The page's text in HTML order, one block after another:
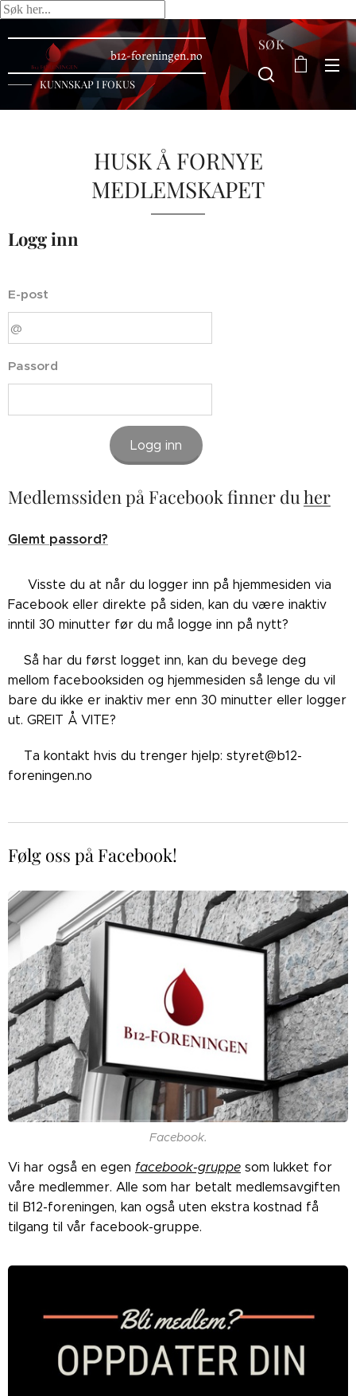
b12-foreningen.no
KUNNSKAP I FOKUS
SØK
HUSK Å FORNYE
MEDLEMSKAPET
Logg inn
E-post
Passord
Logg inn
Medlemssiden på Facebook finner duher
Glemt passord?
👉🏼Visste du at når du logger inn på hjemmesiden via
Facebook eller direkte på siden, kan du være inaktiv
inntil 30 minutter før du må logge inn på nytt?
👉🏼Så har du først logget inn, kan du bevege deg
mellom facebooksiden og hjemmesiden så lenge du vil
bare du ikke er inaktiv mer enn 30 minutter eller logger
ut. GREIT Å VITE?
👉🏼Ta kontakt hvis du trenger hjelp: styret@b12-
foreningen.no
Følg oss på Facebook!
Facebook.
Vi har også en egen facebook-gruppe som lukket for
våre medlemmer. Alle som har betalt medlemsavgiften
til B12-foreningen, kan også uten ekstra kostnad få
tilgang til vår facebook-gruppe.